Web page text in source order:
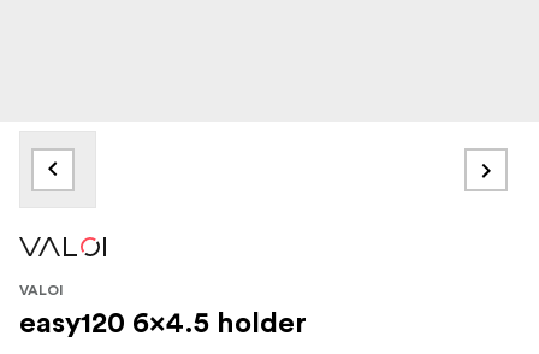
VALOI
easy120 6x4.5 holder